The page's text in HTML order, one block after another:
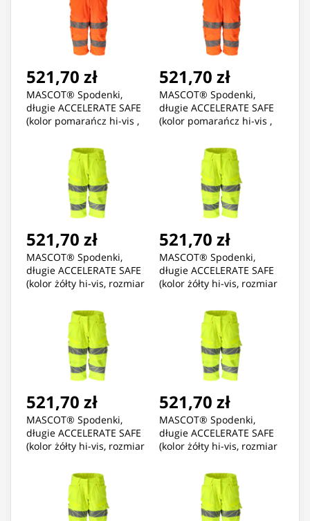
521,70 zł
MASCOT® Spodenki,
długie ACCELERATE SAFE
(kolor pomarańcz hi-vis ,
521,70 zł
MASCOT® Spodenki,
długie ACCELERATE SAFE
(kolor pomarańcz hi-vis ,
521,70 zł
MASCOT® Spodenki,
długie ACCELERATE SAFE
(kolor żółty hi-vis, rozmiar
521,70 zł
MASCOT® Spodenki,
długie ACCELERATE SAFE
(kolor żółty hi-vis, rozmiar
521,70 zł
MASCOT® Spodenki,
długie ACCELERATE SAFE
(kolor żółty hi-vis, rozmiar
521,70 zł
MASCOT® Spodenki,
długie ACCELERATE SAFE
(kolor żółty hi-vis, rozmiar